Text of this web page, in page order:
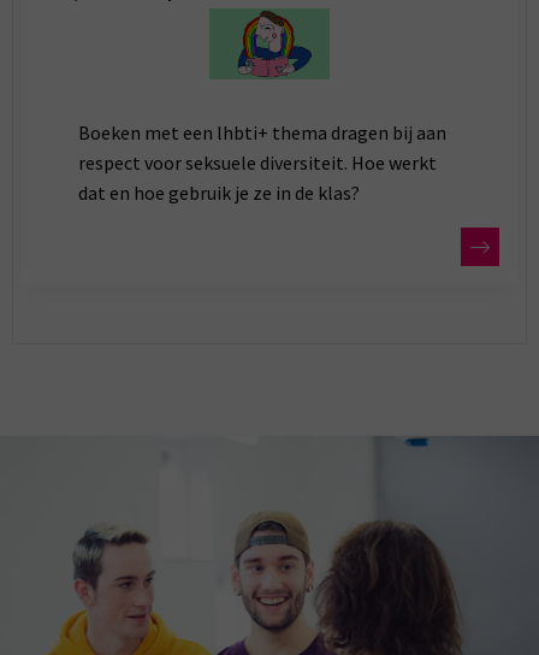
Boeken met een lhbti+ thema dragen bij aan
respect voor seksuele diversiteit. Hoe werkt
dat en hoe gebruik je ze in de klas?